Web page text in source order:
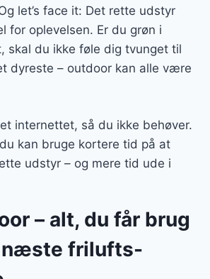
let’s face it: Det rette udstyr
for oplevelsen. Er du grøn i
skal du ikke føle dig tvunget til
dyreste – outdoor kan alle være
internettet, så du ikke behøver.
kan bruge kortere tid på at
udstyr – og mere tid ude i
– alt, du får brug
frilufts-